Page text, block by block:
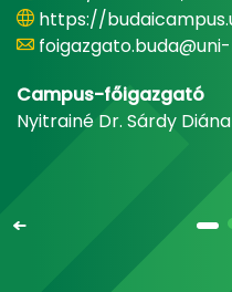
https://
Campus-főigazgató
Nyitrainé Dr. Sárdy Diána